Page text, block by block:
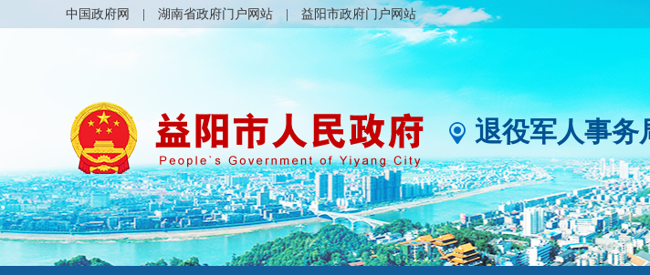
中国政府网 湖南省政府门户网站 益阳市政府门户网站
退役军人事务